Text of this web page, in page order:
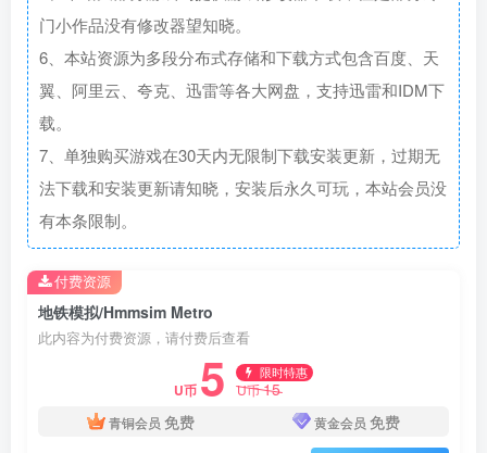
门小作品没有修改器望知晓。
6、本站资源为多段分布式存储和下载方式包含百度、天
翼、阿里云、夸克、迅雷等各大网盘，支持迅雷和IDM下
载。
7、单独购买游戏在30天内无限制下载安装更新，过期无
法下载和安装更新请知晓，安装后永久可玩，本站会员没
有本条限制。
地铁模拟/Hmmsim Metro
此内容为付费资源，请付费后查看
U币 5 限时特惠
U币15
青铜会员 免费 黄金会员 免费
付费资源